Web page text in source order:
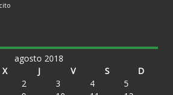
agosto 2018
X J V S D
2 3 4
5